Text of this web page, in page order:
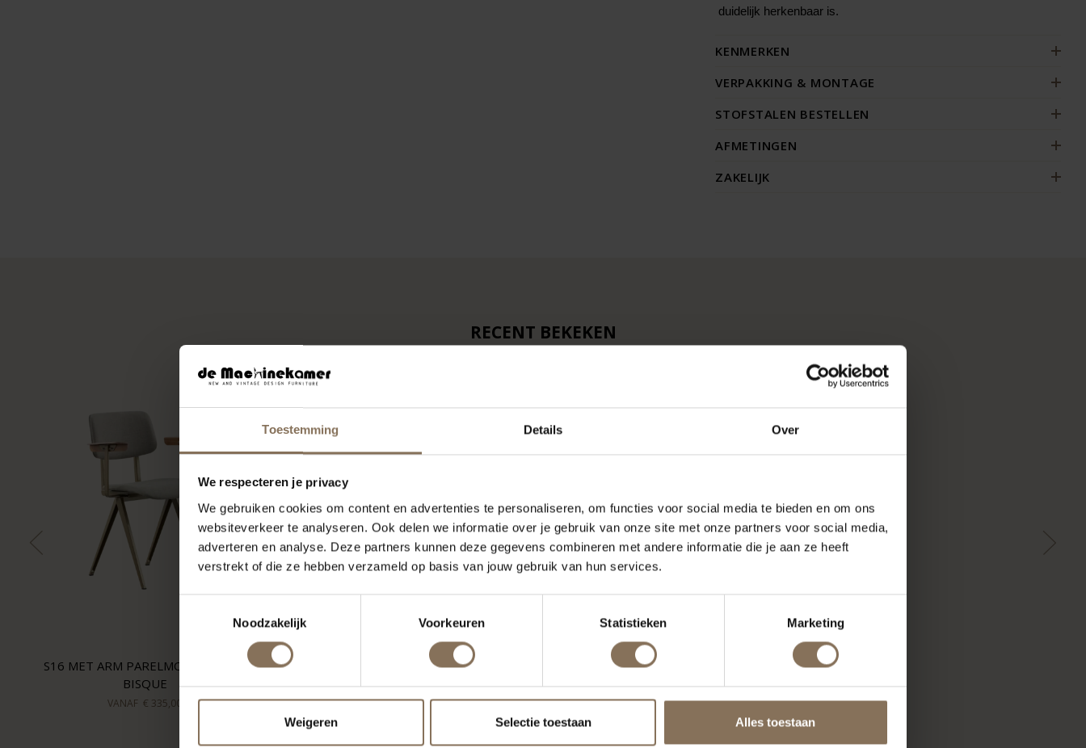
Toestemming Details Over
We respecteren je privacy
We gebruiken cookies om content en advertenties te personaliseren, om functies voor social media te bieden en om ons
websiteverkeer te analyseren. Ook delen we informatie over je gebruik van onze site met onze partners voor social media,
adverteren en analyse. Deze partners kunnen deze gegevens combineren met andere informatie die je aan ze heeft
verstrekt of die ze hebben verzameld op basis van jouw gebruik van hun services.
Noodzakelijk
Voorkeuren Statistieken Marketing
Weigeren Selectie toestaan Alles toestaan
duidelijk herkenbaar is.
KENMERKEN
VERPAKKING & MONTAGE
STOFSTALEN BESTELLEN
AFMETINGEN
ZAKELIJK
RECENT BEKEKEN
S16 MET ARM PARELMOERGOUD |
BISQUE
VANAF € 335,00